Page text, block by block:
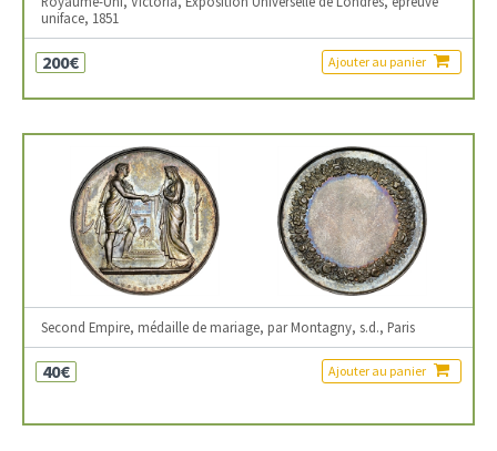
uniface, 1851
200€ Ajouter au panier
Second Empire, médaille de mariage, par Montagny, s.d., Paris
40€ Ajouter au panier